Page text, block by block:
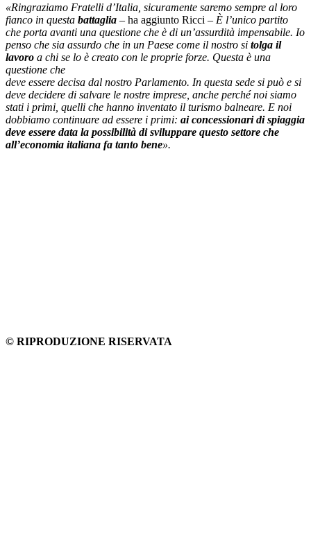
«Ringraziamo Fratelli d’Italia, sicuramente saremo sempre al loro
fianco in questa battaglia – ha aggiunto Ricci – È l’unico partito
che porta avanti una questione che è di un’assurdità impensabile. Io
penso che sia assurdo che in un Paese come il nostro si tolga il
lavoro a chi se lo è creato con le proprie forze. Questa è una
questione che
deve essere decisa dal nostro Parlamento. In questa sede si può e si
deve decidere di salvare le nostre imprese, anche perché noi siamo
stati i primi, quelli che hanno inventato il turismo balneare. E noi
dobbiamo continuare ad essere i primi: ai concessionari di spiaggia
deve essere data la possibilità di sviluppare questo settore che
all’economia italiana fa tanto bene».
© RIPRODUZIONE RISERVATA